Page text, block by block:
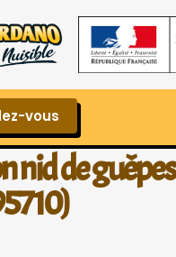
vous
nid de guêpes